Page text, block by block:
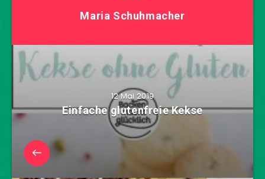
Maria Schuhmacher
12 Mai 2019
Einfache glutenfreie Kekse